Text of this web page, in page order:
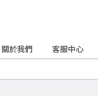
關於我們 客服中心